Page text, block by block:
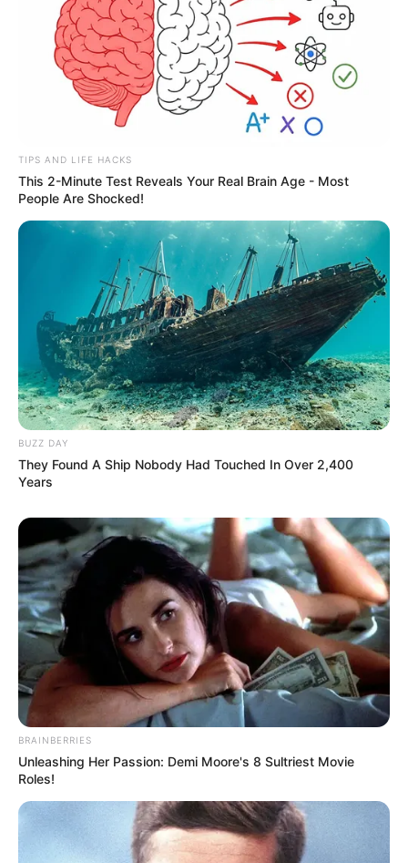
TIPS AND LIFE HACKS
This 2-Minute Test Reveals Your Real Brain Age - Most
People Are Shocked!
BUZZ DAY
They Found A Ship Nobody Had Touched In Over 2,400
Years
BRAINBERRIES
Unleashing Her Passion: Demi Moore's 8 Sultriest Movie
Roles!